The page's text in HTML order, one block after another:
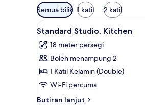
Penapis
yang
tersedia
untuk
bilik
Semua bilik 1 katil 2 katil
Lihat
semua
foto
untuk
Standard
Studio,
Kitchen
15
Standard Studio, Kitchen
18 meter persegi
Boleh menampung 2
1 Katil Kelamin (Double)
Wi-Fi percuma
Butiran lanjut
Butiran